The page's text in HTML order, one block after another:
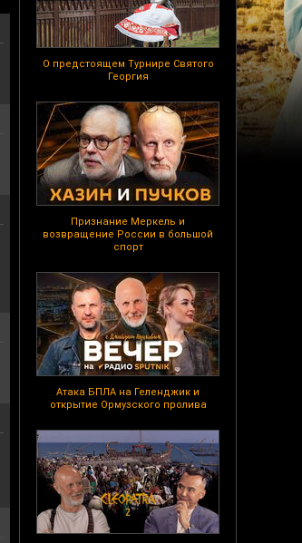
О предстоящем Турнире Святого
Георгия
Признание Меркель и
возвращение России в большой
спорт
Атака БПЛА на Геленджик и
открытие Ормузского пролива